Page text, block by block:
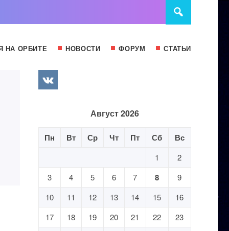
НА ОРБИТЕ НОВОСТИ ФОРУМ СТАТЬИ
Август 2026
Пн Вт Ср Чт Пт Сб Вс
1
2
3
4 5 6 7 8
9
10
11 12 13 14 15
16
17
18 19 20 21 22
23